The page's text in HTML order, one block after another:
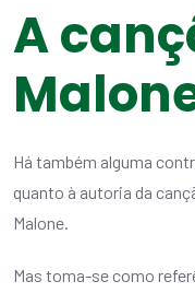
A
Há também alguma
quanto à autoria da
Malone.
Mas toma-se como